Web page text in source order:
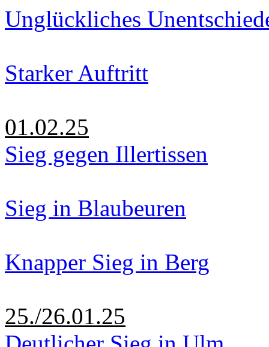
Unglückliches
Starker Auftritt
01.02.25
Sieg gegen Illertissen
Sieg in Blaubeuren
Knapper Sieg in Berg
25./26.01.25